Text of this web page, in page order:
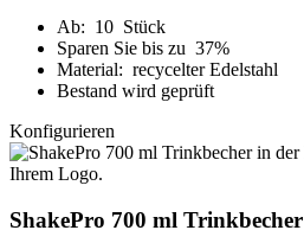
Ab: 10 Stück
Sparen Sie bis zu 37%
Material: recycelter Edelstahl
Bestand wird geprüft
Konfigurieren
ShakePro 700 ml Trinkbecher